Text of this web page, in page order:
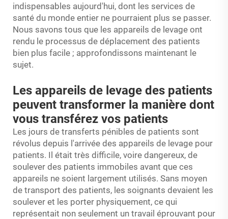
indispensables aujourd'hui, dont les services de
santé du monde entier ne pourraient plus se passer.
Nous savons tous que les appareils de levage ont
rendu le processus de déplacement des patients
bien plus facile ; approfondissons maintenant le
sujet.
Les appareils de levage des patients
peuvent transformer la manière dont
vous transférez vos patients
Les jours de transferts pénibles de patients sont
révolus depuis l'arrivée des appareils de levage pour
patients. Il était très difficile, voire dangereux, de
soulever des patients immobiles avant que ces
appareils ne soient largement utilisés. Sans moyen
de transport des patients, les soignants devaient les
soulever et les porter physiquement, ce qui
représentait non seulement un travail éprouvant pour